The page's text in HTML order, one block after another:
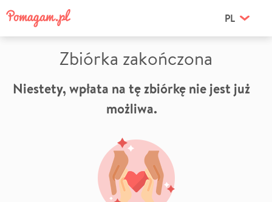
PL
Zbiórka zakończona
Niestety, wpłata na tę zbiórkę nie jest już
możliwa.